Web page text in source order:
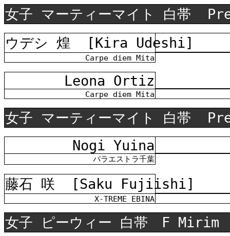
女子 マーティーマイト 白帯
ウデシ 煌
[Kira Udeshi]
Carpe diem Mita
Leona Ortiz
Carpe diem Mita
女子 マーティーマイト 白帯
Nogi Yuina
パラエストラ千葉
藤石 咲 [Saku Fujiishi]
X-TREME EBINA
女子 ピーウィー 白
帯 F